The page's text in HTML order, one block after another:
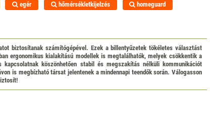
egér hőmérsékletkijelzés
homeguard
biztosítanak számítógépével. Ezek a billentyűzetek tökéletes választást
ergonomikus kialakítású modellek is megtalálhatók, melyek csökkentik a
köszönhetően stabil és megszakítás nélküli kommunikációt
is megbízható társat jelentenek a mindennapi teendők során. Válogasson